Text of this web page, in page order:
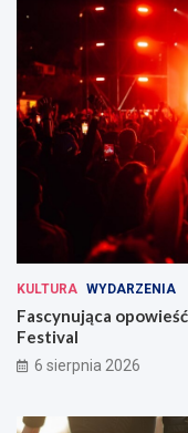
KULTURA WYDARZENIA
Fascynująca
Festival
6 sierpnia 2026